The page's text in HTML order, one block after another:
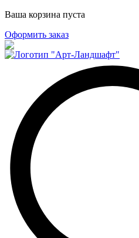
Ваша корзина пуста
Оформить заказ